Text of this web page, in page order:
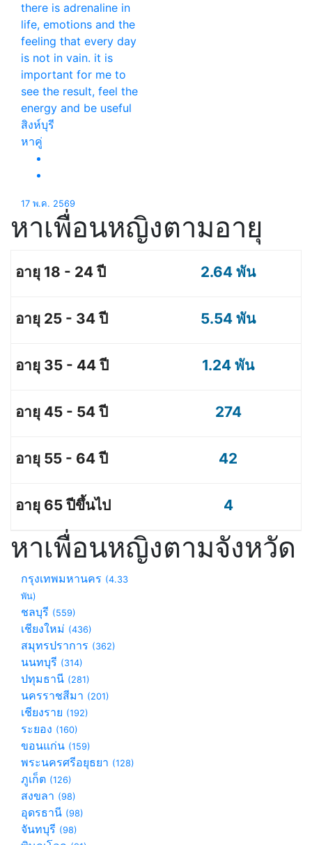
there is adrenaline in
life, emotions and the
feeling that every day
is not in vain. it is
important for me to
see the result, feel the
energy and be useful
สิงห์บุรี
หาคู่
17 พ.ค. 2569
หาเพื่อนหญิงตามอายุ
2.64 พัน
5.54 พัน
1.24 พัน
274
42
4
หาเพื่อนหญิงตามจังหวัด
กรุงเทพมหานคร (4.33
พัน)
ชลบุรี (559)
เชียงใหม่ (436)
สมุทรปราการ (362)
นนทบุรี (314)
ปทุมธานี (281)
นครราชสีมา (201)
เชียงราย (192)
ระยอง (160)
ขอนแก่น (159)
พระนครศรีอยุธยา (128)
ภูเก็ต (126)
สงขลา (98)
อุดรธานี (98)
จันทบุรี (98)